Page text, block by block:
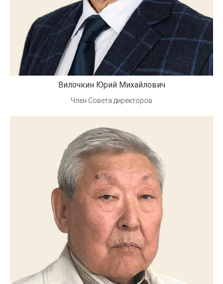
Вилочкин Юрий Михайлович
Член Совета директоров